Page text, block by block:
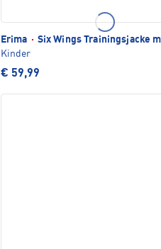
Erima · Six Wings Trainingsjacke
Kinder
€ 59,99